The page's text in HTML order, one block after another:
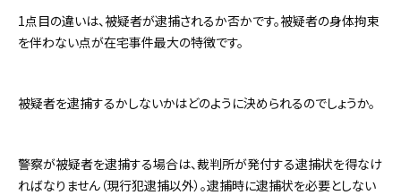
1点目の違いは、被疑者が逮捕されるか否かです。被疑者の身体拘束
を伴わない点が在宅事件最大の特徴です。
被疑者を逮捕するかしないかはどのように決められるのでしょうか。
警察が被疑者を逮捕する場合は、裁判所が発付する逮捕状を得なけ
ればなりません（現行犯逮捕以外）。逮捕時に逮捕状を必要としない